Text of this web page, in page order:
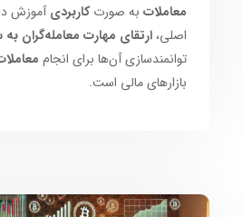
معاملات به صورتکاربردیآموزش
اصلی،ارتقای مهارت معامله‌گران
توانمندسازی آن‌ها برای انجام
بازارهای مالی است.